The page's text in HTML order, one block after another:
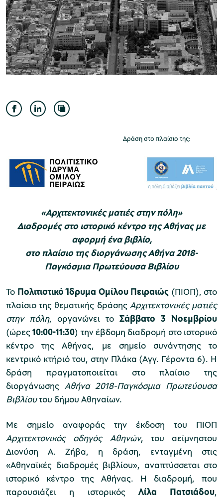
Μουσείο Ελιάς και Ελληνικού Λαδιού
Μουσείο Βιομηχανικής Ελαιουργίας
Μουσείο Πλινθοκεραμοποιίας N. & Σ.
Τσαλαπάτα
Μουσείο Μαρμαροτεχνίας
Μουσείο Περιβάλλοντος Στυμφαλίας
Μουσείο Μαστίχας Χίου
Μουσείο Αργυροτεχνίας
ομάδες
προγράμματα
Δράση στο πλαίσιο της:
«Αρχιτεκτονικές ματιές στην πόλη»
Διαδρομές στο ιστορικό κέντρο της Αθήνας με
αφορμή ένα βιβλίο,
στο πλαίσιο της διοργάνωσης Αθήνα 2018-
Παγκόσμια Πρωτεύουσα Βιβλίου
Το Πολιτιστικό Ίδρυμα Ομίλου Πειραιώς (ΠΙΟΠ), στο
πλαίσιο της θεματικής δράσης Αρχιτεκτονικές ματιές
στην πόλη, οργανώνει το Σάββατο 3 Νοεμβρίου
(ώρες 10:00-11:30) την έβδομη διαδρομή στο ιστορικό
κέντρο της Αθήνας, με σημείο συνάντησης το
κεντρικό κτήριό του, στην Πλάκα (Αγγ. Γέροντα 6). Η
δράση πραγματοποιείται στο πλαίσιο της
διοργάνωσης Αθήνα 2018-Παγκόσμια Πρωτεύουσα
Βιβλίουτου δήμου Αθηναίων.
Με σημείο αναφοράς την έκδοση του ΠΙΟΠ
Αρχιτεκτονικός οδηγός Αθηνών, του αείμνηστου
Διονύση Α. Ζήβα, η δράση, ενταγμένη στις
«Αθηναϊκές διαδρομές βιβλίου», αναπτύσσεται στο
ιστορικό κέντρο της Αθήνας. Η διαδρομή, που
παρουσιάζει η ιστορικός Λίλα Πατσιάδου,